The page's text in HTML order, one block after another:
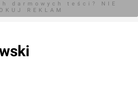
darmowych teści? NIE
REKLAM